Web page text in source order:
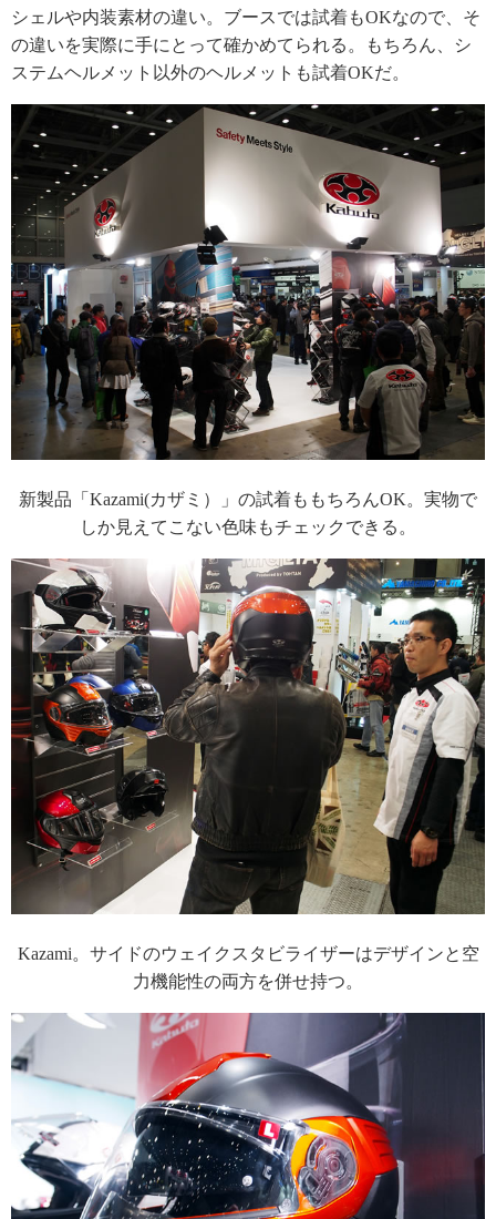
シェルや内装素材の違い。ブースでは試着もOKなので、そ
の違いを実際に手にとって確かめてられる。もちろん、シ
ステムヘルメット以外のヘルメットも試着OKだ。
新製品「Kazami(カザミ）」の試着ももちろんOK。実物で
しか見えてこない色味もチェックできる。
Kazami。サイドのウェイクスタビライザーはデザインと空
力機能性の両方を併せ持つ。